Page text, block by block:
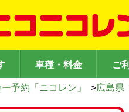
車種・料金 ご
予約「ニコレン」 >広島県